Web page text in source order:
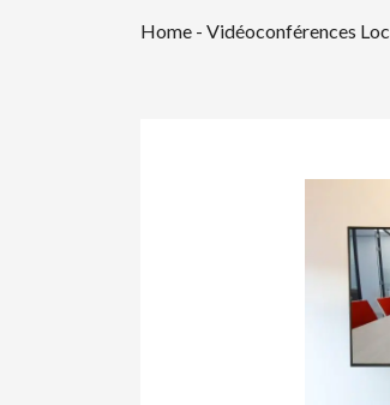
Home - Vidéoconférences